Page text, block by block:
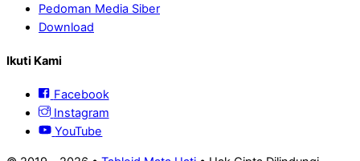
Pedoman Media Siber
Download
Ikuti Kami
Facebook
Instagram
YouTube